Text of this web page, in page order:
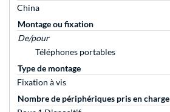
China
Montage ou fixation
De/pour
Téléphones portables
Type de montage
Fixation à vis
Nombre de périphériques pris en charge